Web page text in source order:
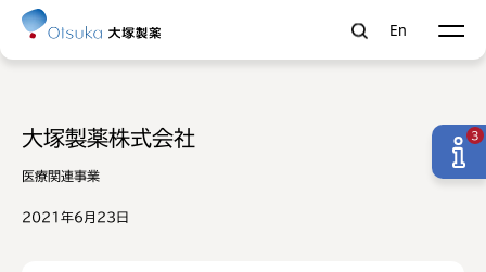
En
大塚製薬株式会社
医療関連事業
2021年6月23日
3